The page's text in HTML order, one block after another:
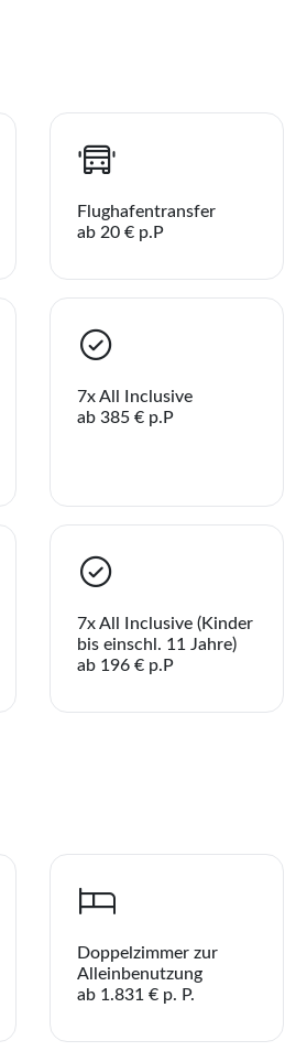
Sie haben noch keine
TO ONIRO - THE
WhatsApp
per E-Mail senden
Flughafentransfer
ab 20 € p.P
7x All Inclusive
ab 385 € p.P
7x All Inclusive (Kinder
bis einschl. 11 Jahre)
ab 196 € p.P
Doppelzimmer zur
Alleinbenutzung
ab 1.831 € p. P.